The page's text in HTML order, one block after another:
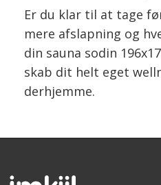
Er du klar til at tage
mere afslapning og
din sauna sodin
skab dit helt eget
derhjemme.